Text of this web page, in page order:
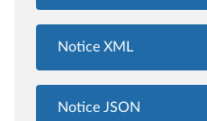
Notice XML
Notice JSON